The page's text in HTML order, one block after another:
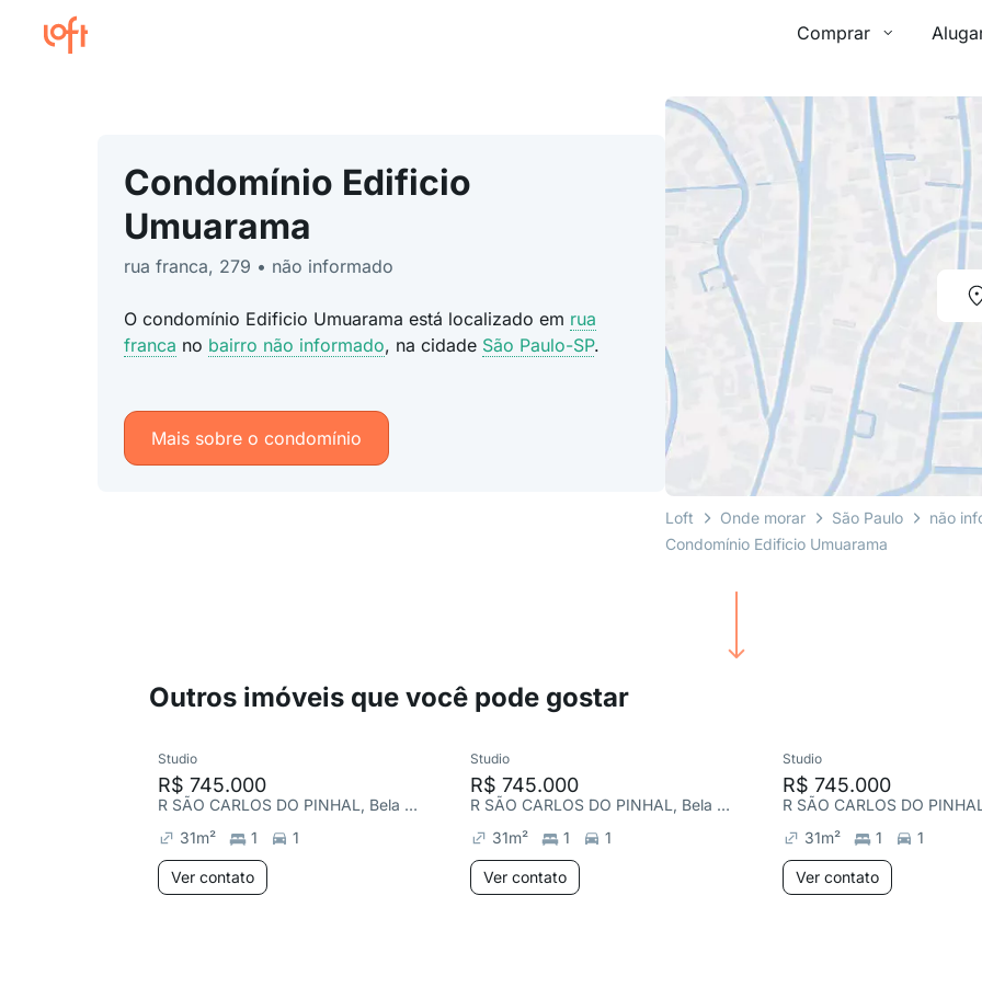
Comprar
Condomínio Edificio
Umuarama
rua franca, 279 • não informado
O condomínio Edificio Umuarama está localizado em rua
franca no bairro não informado, na cidade São Paulo-SP.
Mais sobre o condomínio
Loft Onde morar São Paulo não
Condomínio Edificio Umuarama
Outros imóveis que você pode gostar
Studio
R$ 745.000
R SÃO CARLOS DO PINHAL, Bela Vista
31m² 1 1
Ver contato
Studio
R$ 745.000
R SÃO CARLOS DO PINHAL, Bela Vista
31m² 1 1
Ver contato
Studio
R$ 745.000
31m² 1 1
Ver contato